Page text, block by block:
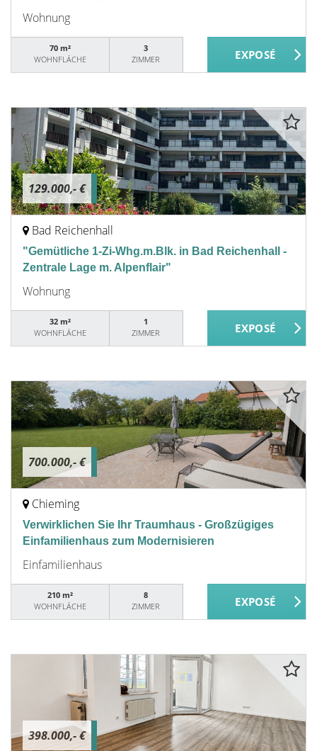
Wohnung
70 m²
WOHNFLÄCHE
3
ZIMMER
129.000,- €
Bad Reichenhall
"Gemütliche 1-Zi-Whg.m.Blk. in Bad Reichenhall -
Zentrale Lage m. Alpenflair"
Wohnung
32 m²
WOHNFLÄCHE
1
ZIMMER
700.000,- €
Chieming
Verwirklichen Sie Ihr Traumhaus - Großzügiges
Einfamilienhaus zum Modernisieren
Einfamilienhaus
210 m²
WOHNFLÄCHE
8
ZIMMER
398.000,- €